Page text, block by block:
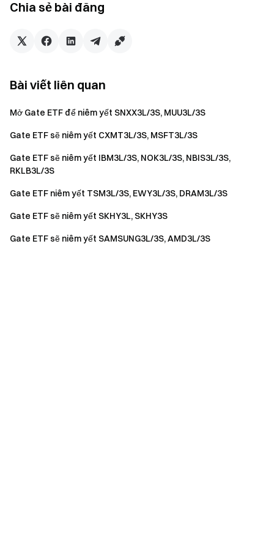
nhanh chóng và dễ dàng
Đăng kývà nhận phần thưởng chào mừng lên tới $10,000
Truy cập trang web chính thức của Gate
Tải xuống ứng dụng Gate | Máy tính
thưởng
Tham gia cộng đồng Telegram của chúng tôiđể thảo luận
về các chủ đề thịnh hành
thông tin chi tiết mới nhất
Minh bạch & Bảo mật
Chia sẻ bài đăng
Bài viết liên quan
Mở Gate ETF để niêm yết SNXX3L/3S, MUU3L/3S
Gate ETF sẽ niêm yết CXMT3L/3S, MSFT3L/3S
Gate ETF sẽ niêm yết IBM3L/3S, NOK3L/3S, NBIS3L/3S,
RKLB3L/3S
Gate ETF niêm yết TSM3L/3S, EWY3L/3S, DRAM3L/3S
Gate ETF sẽ niêm yết SKHY3L, SKHY3S
Gate ETF sẽ niêm yết SAMSUNG3L/3S, AMD3L/3S